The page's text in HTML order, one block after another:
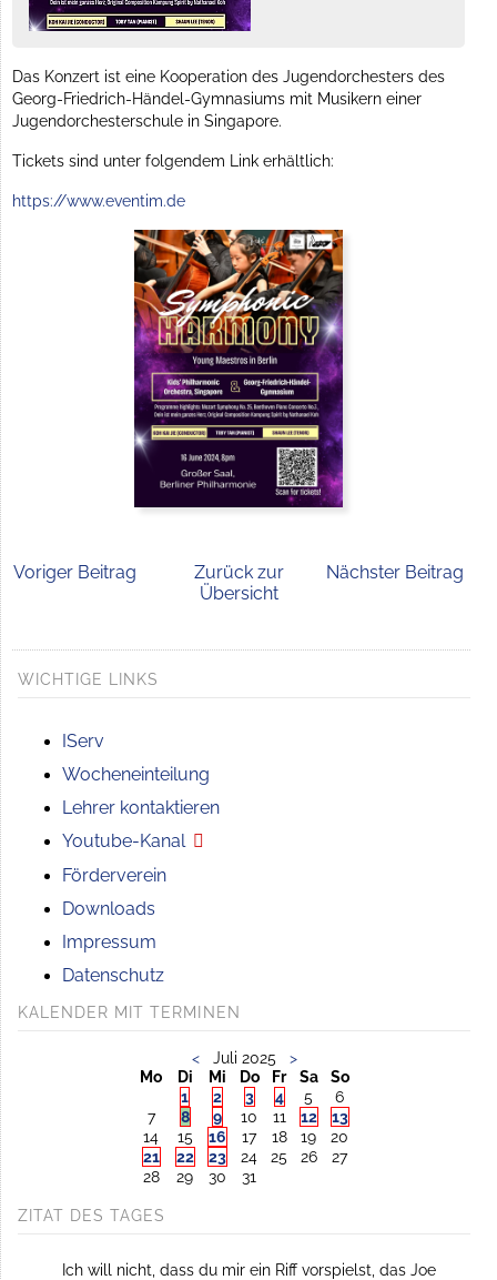
Das Konzert ist eine Kooperation des Jugendorchesters des
Georg-Friedrich-Händel-Gymnasiums mit Musikern einer
Jugendorchesterschule in Singapore.
Tickets sind unter folgendem Link erhältlich:
https://www.eventim.de
Voriger Beitrag
Zurück zur
Übersicht
Nächster Beitrag
WICHTIGE LINKS
IServ
Wocheneinteilung
Lehrer kontaktieren
Youtube-Kanal
Förderverein
Downloads
Impressum
Datenschutz
KALENDER MIT TERMINEN
< Juli 2025 >
Mo
Di Mi Do Fr Sa
So
1
2 3 4 5
6
7
8 9 10 11 12
13
14
15 16 17 18 19
20
21
22 23 24 25 26
27
28
29 30 31
ZITAT DES TAGES
Ich will nicht, dass du mir ein Riff vorspielst, das Joe